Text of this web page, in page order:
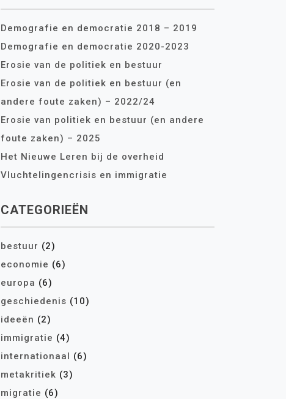
Demografie en democratie 2018 – 2019
Demografie en democratie 2020-2023
Erosie van de politiek en bestuur
Erosie van de politiek en bestuur (en
andere foute zaken) – 2022/24
Erosie van politiek en bestuur (en andere
foute zaken) – 2025
Het Nieuwe Leren bij de overheid
Vluchtelingencrisis en immigratie
CATEGORIEËN
bestuur (2)
economie (6)
europa (6)
geschiedenis (10)
ideeën (2)
immigratie (4)
internationaal (6)
metakritiek (3)
migratie (6)